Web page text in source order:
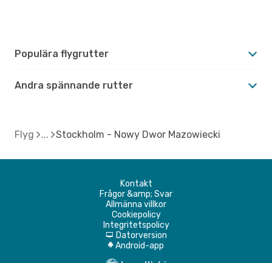
Populära flygrutter
Andra spännande rutter
Flyg Stockholm - Nowy Dwor Mazowiecki
Kontakt
Frågor &amp; Svar
Allmänna villkor
Cookiepolicy
Integritetspolicy
d Datorversion
A Android-app